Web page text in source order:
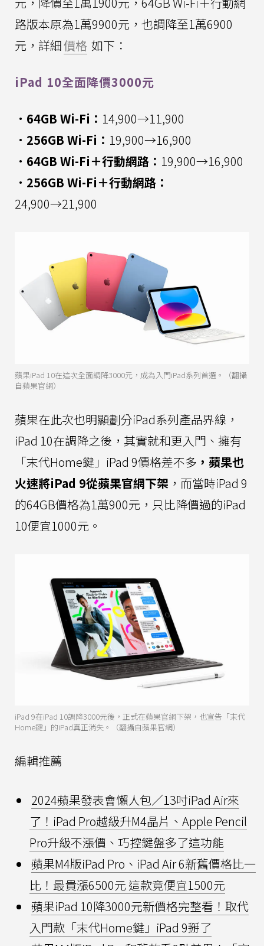
路版本原為1萬9900元，也調降至1萬6900
元，詳細價格 如下：
iPad 10全面降價3000元
．64GB Wi-Fi： 14,900→11,900
．256GB Wi-Fi： 19,900→16,900
．64GB Wi-Fi＋行動網路： 19,900→16,900
．256GB Wi-Fi＋行動網路：
24,900→21,900
蘋果iPad 10在這次全面調降3000元，成為入門iPad系列首選。（翻攝
自蘋果官網）
蘋果在此次也明顯劃分iPad系列產品界線，
iPad 10在調降之後，其實就和更入門、擁有
「末代Home鍵」iPad 9價格差不多 ，蘋果也
火速將iPad 9從蘋果官網下架 ，而當時iPad 9
的64GB價格為1萬900元，只比降價過的iPad
10便宜1000元。
iPad 9在iPad 10調降3000元後，正式在蘋果官網下架，也宣告「末代
Home鍵」的iPad真正消失。（翻攝自蘋果官網）
編輯推薦
2024蘋果發表會懶人包／13吋iPad Air來
了！iPad Pro越級升M4晶片、Apple Pencil
Pro升級不漲價、巧控鍵盤多了這功能
蘋果M4版iPad Pro、iPad Air 6新舊價格比一
比！最貴漲6500元 這款竟便宜1500元
蘋果iPad 10降3000元新價格完整看！取代
入門款「末代Home鍵」iPad 9掰了